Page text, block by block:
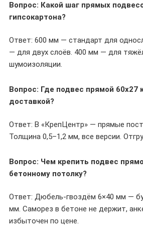
Вопрос: Какой шаг прямых
гипсокартона?
Ответ: 600 мм — стандарт для
— для двух слоёв. 400 мм — для
шумоизоляции.
Вопрос: Где подвес прямой 60х27
доставкой?
Ответ: В «КрепЦентр» — прямые
Толщина 0,5–1,2 мм, все версии.
Вопрос: Чем крепить подвес
бетонному потолку?
Ответ: Дюбель-гвоздём 6×40 мм —
мм. Саморез в бетоне не держит,
избыточен по цене.